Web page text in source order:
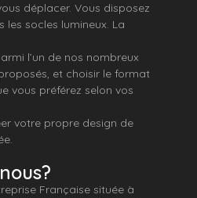
déplacer. Vous disposez
les socles lumineux. La
l’un de nos nombreux
et choisir le format
vous préférez selon vos
votre propre design de
Française située à